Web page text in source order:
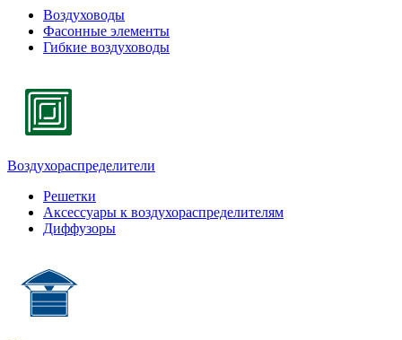
Воздуховоды
Фасонные элементы
Гибкие воздуховоды
Воздухораспределители
Решетки
Аксессуары к воздухораспределителям
Диффузоры